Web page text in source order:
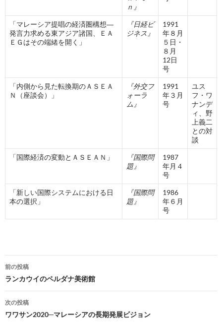
ｎ』
「マレーシア提唱の経済圏構想―
発言力求める東アジア諸国、ＥＡ
ＥＧはその端緒を開く」
『日経ビ
ジネス』
1991
年８月
５日・
８月
12日
号
「内側から見た転換期のＡＳＥＡ
Ｎ（座談会）」
『外交フ
ォーラ
ム』
1991
年３月
号
ユス
フ・ワ
ナンデ
ィ、野
上義二
との対
談
「国際経済の変動とＡＳＥＡＮ」
『国際問
題』
1987
年月４
号
「新しい国際システムにおける日
本の選択」
『国際問
題』
1986
年６月
号
投
稿
ナ
ビ
前の投稿
ランカウイのペルダナ美術館
次の投稿
ワワサン2020─マレーシアの長期発展ビジョン